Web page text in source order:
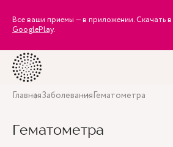
Все ваши приемы — в приложении. Скачать в
GooglePlay.
ГлавнаяЗаболеванияГематометра
Гематометра